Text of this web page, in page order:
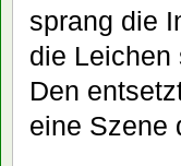
sprang die
die Leichen
Den
eine Szene